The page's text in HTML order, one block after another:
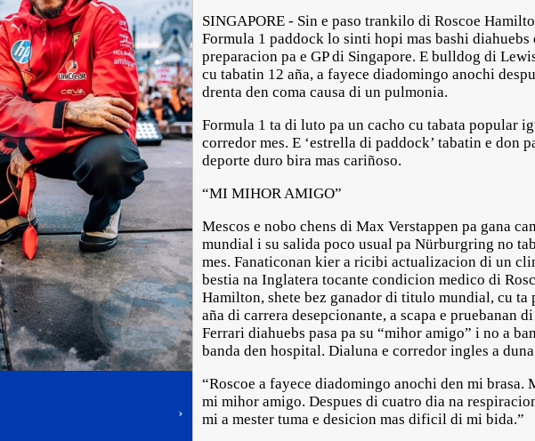
›
SINGAPORE - Sin e paso trankilo di Roscoe
Formula 1 paddock lo sinti hopi mas bashi diahuebs
preparacion pa e GP di Singapore. E bulldog di
cu tabatin 12 aña, a fayece diadomingo anochi
drenta den coma causa di un pulmonia.
Formula 1 ta di luto pa un cacho cu tabata popular
corredor mes. E ‘estrella di paddock’ tabatin e don
deporte duro bira mas cariñoso.
“MI MIHOR AMIGO”
Mescos e nobo chens di Max Verstappen pa gana
mundial i su salida poco usual pa Nürburgring no
mes. Fanaticonan kier a ricibi actualizacion di un
bestia na Inglatera tocante condicion medico di
Hamilton, shete bez ganador di titulo mundial, cu ta
aña di carrera desepcionante, a scapa e pruebanan
Ferrari diahuebs pasa pa su “mihor amigo” i no a
banda den hospital. Dialuna e corredor ingles a
“Roscoe a fayece diadomingo anochi den mi brasa.
mi mihor amigo. Despues di cuatro dia na
mi a mester tuma e desicion mas dificil di mi bida.”